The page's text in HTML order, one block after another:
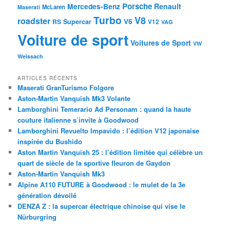
Maserati McLaren Mercedes-Benz Porsche Renault
roadster RS Supercar Turbo V6 V8 V12 VAG
Voiture de sport Voitures de Sport VW
Weissach
ARTICLES RÉCENTS
Maserati GranTurismo Folgore
Aston-Martin Vanquish Mk3 Volante
Lamborghini Temerario Ad Personam : quand la haute
couture italienne s’invite à Goodwood
Lamborghini Revuelto Impavido : l’édition V12 japonaise
inspirée du Bushido
Aston Martin Vanquish 25 : l’édition limitée qui célèbre un
quart de siècle de la sportive fleuron de Gaydon
Aston-Martin Vanquish Mk3
Alpine A110 FUTURE à Goodwood : le mulet de la 3e
génération dévoilé
DENZA Z : la supercar électrique chinoise qui vise le
Nürburgring